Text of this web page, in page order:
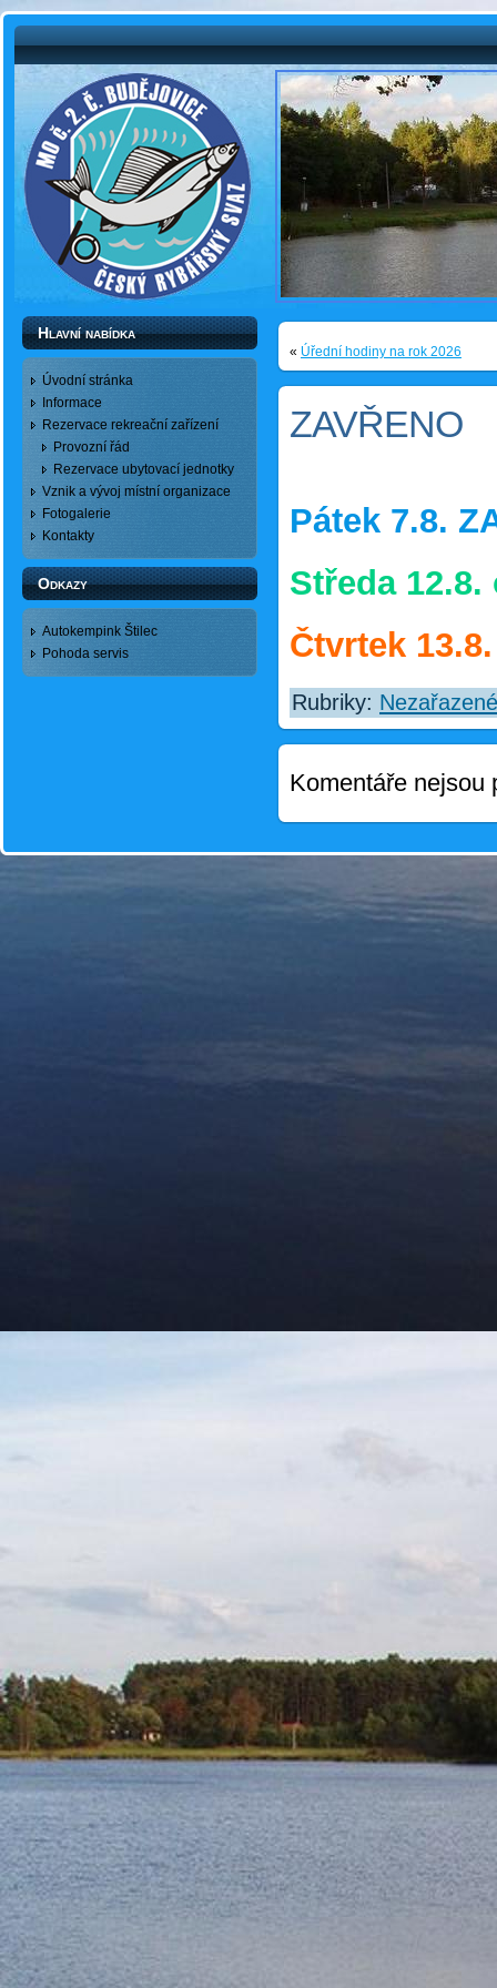
Hlavní nabídka
Úvodní stránka
Informace
Rezervace rekreační zařízení
Provozní řád
Rezervace ubytovací jednotky
Vznik a vývoj místní organizace
Fotogalerie
Kontakty
Odkazy
Autokempink Štilec
Pohoda servis
« Úřední hodiny na rok 2026
ZAVŘENO
Pátek 7.8.
Středa
Čtvrtek
Rubriky: Nezařazené
Komentáře nejsou